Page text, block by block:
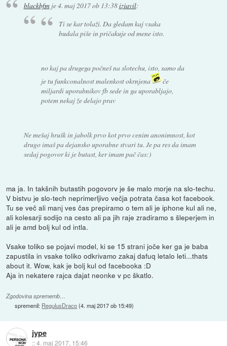
blackbfmje4. maj 2017 ob 13:38izjavil:
Ti se kar tolaži. Da gledam kaj vsaka
budala piše in pričakuje od mene isto.
no kaj pa drugega počneš na slotechu, isto, samo da
je tu funkconalnost malenkost okrnjena
če
miljardi uporabnikov fb sede in ga uporabljajo,
potem nekaj že delajo prav
Ne mešaj hrušk in jabolk prvo kot prvo cenim anonimnost, kot
drugo imaš pa dejansko uporabne stvari tu. Je pa res da imam
sedaj pogovor ki je butast, ker imam pač čas:)
ma ja. In takšnih butastih pogovorv je še malo morje na slo-techu.
V bistvu je slo-tech neprimerljivo večja potrata časa kot facebook.
Tu se več ali manj ves čas prepiramo o tem ali je iphone kul ali ne,
ali kolesarji sodijo na cesto ali pa jih raje zradiramo s šleperjem in
ali je amd bolj kul od intla.
Vsake toliko se pojavi model, ki se 15 strani joče ker ga je baba
zapustila in vsake toliko odkrivamo zakaj dafuq letalo leti...thats
about it. Wow, kak je bolj kul od facebooka :D
Aja in nekatere rajca dajat neonke v pc škatlo.
Zgodovina sprememb…
spremenil: RegulusDraco(4. maj 2017 ob 15:49)
jype
::4. maj 2017, 15:46